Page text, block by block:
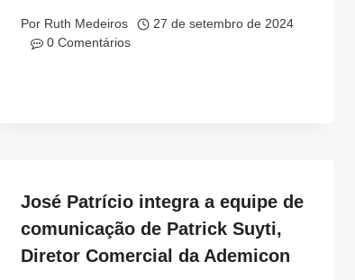
Por Ruth Medeiros
27 de setembro de 2024
0 Comentários
José Patrício integra a equipe de
comunicação de Patrick Suyti,
Diretor Comercial da Ademicon